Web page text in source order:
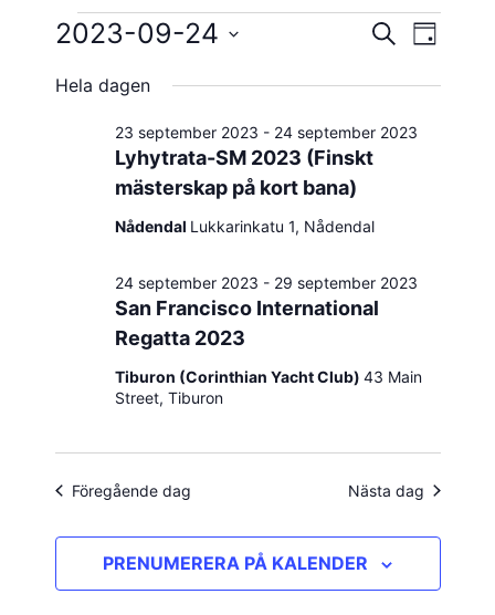
Evenemang
för
september
Views
SÖK DAG
2023-09-24
datum.
Hela dagen
Lyhytrata-SM 2023 (Finskt
mästerskap på kort bana)
23 september 2023 - 24 september 2023
Nådendal Lukkarinkatu 1, Nådendal
San Francisco International
Regatta 2023
24 september 2023 - 29 september 2023
Tiburon (Corinthian Yacht Club) 43 Main
Street, Tiburon
Föregående dag Nästa dag
PRENUMERERA PÅ KALENDER